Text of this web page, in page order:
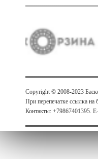
Copyright © 2008-2023
При перепечатке ссылка на
Контакты: +79867401395.